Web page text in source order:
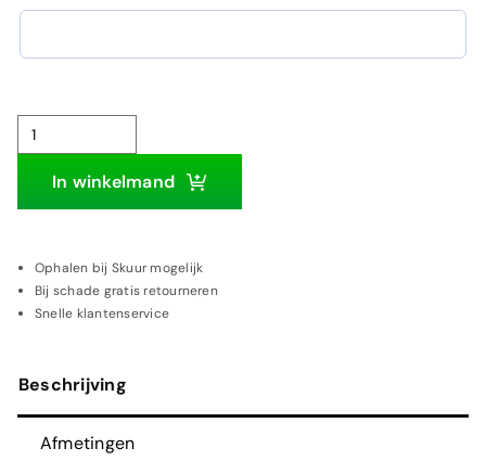
Ferrari
Mondial
T|
wanddecoratie
aantal
In winkelmand
Ophalen bij Skuur mogelijk
Bij schade gratis retourneren
Snelle klantenservice
Beschrijving
Afmetingen